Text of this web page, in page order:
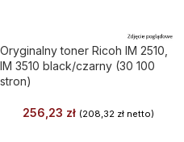
Oryginalny toner Ricoh IM 2510,
IM 3510 black/czarny (30 100
stron)
256,23 zł (208,32 zł netto)